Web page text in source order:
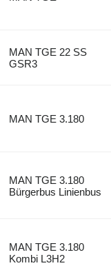
MAN TGE 22 SS
GSR3
MAN TGE 3.180
MAN TGE 3.180
Bürgerbus Linienbus
MAN TGE 3.180
Kombi L3H2